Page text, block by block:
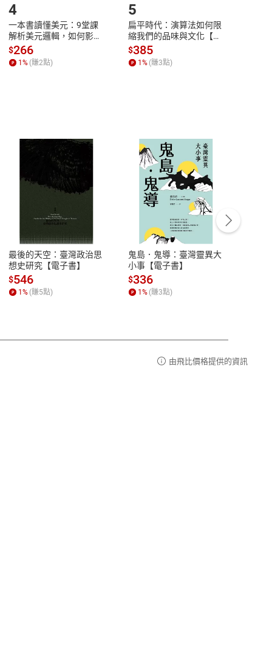
性
參
服務時間：週一到週五 10:00-12:00、
13:00-17:00 (國定假日及例假日休息)
客服電話：0080-1857077
4
一本書讀懂美元：9堂課
解析美元邏輯，如何影響
全球經濟和每個人的投資
【電子書】
$266
1% (賺2點)
5
扁平時代：演算法如何限
縮我們的品味與文化【電
子書】
$385
1% (賺3點)
最後的天空：臺灣政治思
想史研究【電子書】
$546
1% (賺5點)
鬼島．鬼導：臺灣靈異大
小事【電子書】
$336
1% (賺3點)
由飛比價格提供的資訊